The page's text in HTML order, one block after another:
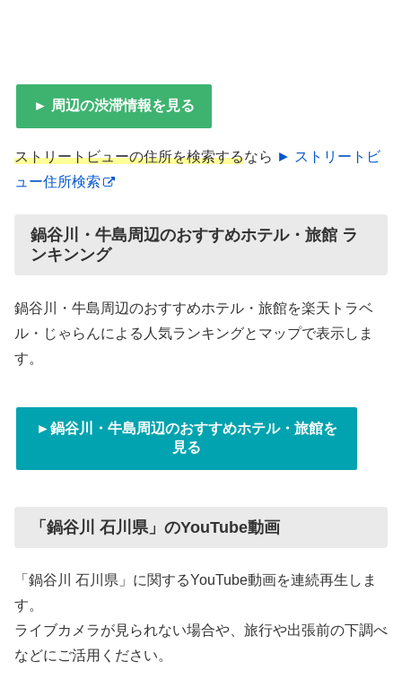
► 周辺の渋滞情報を見る
ストリートビューの住所を検索するなら ► ストリートビ
ュー住所検索
鍋谷川・牛島周辺のおすすめホテル・旅館 ラ
ンキンング
鍋谷川・牛島周辺のおすすめホテル・旅館を楽天トラベ
ル・じゃらんによる人気ランキングとマップで表示しま
す。
►鍋谷川・牛島周辺のおすすめホテル・旅館を
見る
「鍋谷川 石川県」のYouTube動画
「鍋谷川 石川県」に関するYouTube動画を連続再生しま
す。
ライブカメラが見られない場合や、旅行や出張前の下調べ
などにご活用ください。